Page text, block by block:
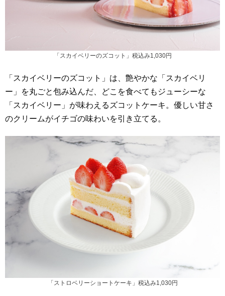
「スカイベリーのズコット」税込み1,030円
「スカイベリーのズコット」は、艶やかな「スカイベリ
ー」を丸ごと包み込んだ、どこを食べてもジューシーな
「スカイベリー」が味わえるズコットケーキ。優しい甘さ
のクリームがイチゴの味わいを引き立てる。
「ストロベリーショートケーキ」税込み1,030円